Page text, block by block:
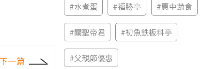
一篇
#水煮蛋 #福勝亭 #惠中蔬食
#關聖帝君 #初魚鉄板料亭
#父親節優惠